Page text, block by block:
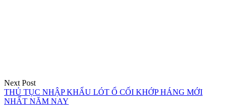
Next Post
THỦ TỤC NHẬP KHẨU LÓT Ổ CỐI KHỚP HÁNG MỚI
NHẤT NĂM NAY